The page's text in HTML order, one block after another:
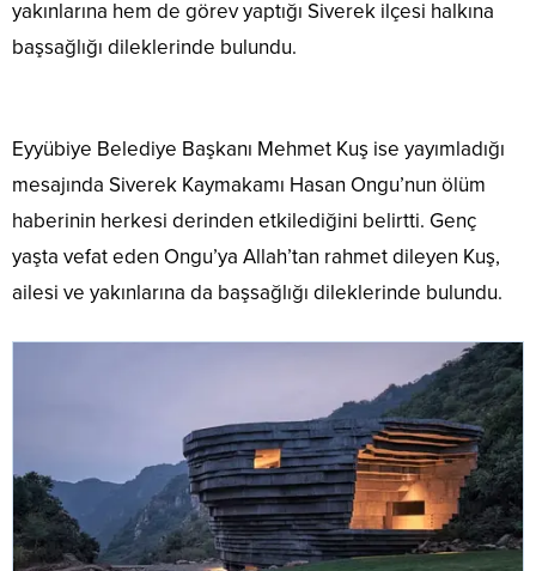
yakınlarına hem de görev yaptığı Siverek ilçesi halkına
başsağlığı dileklerinde bulundu.
Eyyübiye Belediye Başkanı Mehmet Kuş ise yayımladığı
mesajında Siverek Kaymakamı Hasan Ongu’nun ölüm
haberinin herkesi derinden etkilediğini belirtti. Genç
yaşta vefat eden Ongu’ya Allah’tan rahmet dileyen Kuş,
ailesi ve yakınlarına da başsağlığı dileklerinde bulundu.